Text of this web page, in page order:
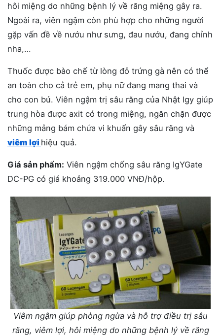
hôi miệng do những bệnh lý về răng miệng gây ra.
Ngoài ra, viên ngậm còn phù hợp cho những người
gặp vấn đề về nướu như sưng, đau nướu, đang chỉnh
nha,…
Thuốc được bào chế từ lòng đỏ trứng gà nên có thể
an toàn cho cả trẻ em, phụ nữ đang mang thai và
cho con bú. Viên ngậm trị sâu răng của Nhật Igy giúp
trung hòa được axit có trong miệng, ngăn chặn được
những mảng bám chứa vi khuẩn gây sâu răng và
viêm lợi hiệu quả.
Giá sản phẩm: Viên ngậm chống sâu răng IgYGate
DC-PG có giá khoảng 319.000 VNĐ/hộp.
Viêm ngậm giúp phòng ngừa và hỗ trợ điều trị sâu
răng, viêm lợi, hôi miệng do những bệnh lý về răng